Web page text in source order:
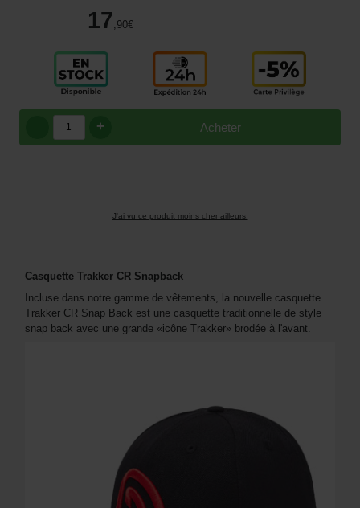
17,90€
Acheter
+
J'ai vu ce produit moins cher ailleurs.
Casquette Trakker CR Snapback
Incluse dans notre gamme de vêtements, la nouvelle casquette
Trakker CR Snap Back est une casquette traditionnelle de style
snap back avec une grande «icône Trakker» brodée à l'avant.